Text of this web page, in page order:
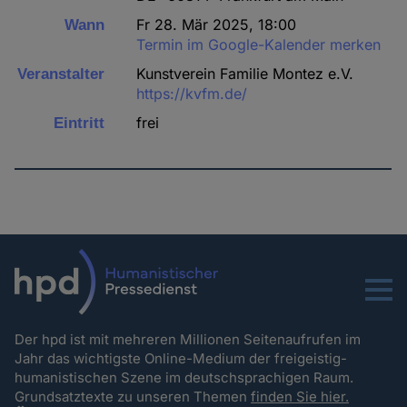
Wann
Fr 28. Mär 2025, 18:00
Termin im Google-Kalender merken
Veranstalter
Kunstverein Familie Montez e.V.
https://kvfm.de/
Eintritt frei
Menu
Der hpd ist mit mehreren Millionen Seitenaufrufen im
Jahr das wichtigste Online-Medium der freigeistig-
humanistischen Szene im deutschsprachigen Raum.
Grundsatztexte zu unseren Themenfinden Sie hier.